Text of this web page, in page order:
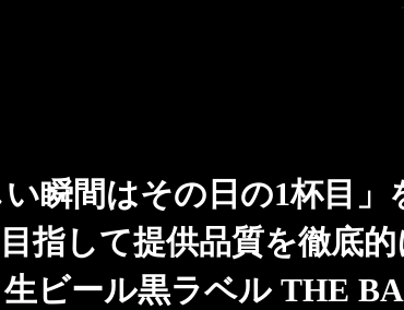
い瞬間はその日の1杯目
指して提供品質を徹底
生ビール黒ラベル THE